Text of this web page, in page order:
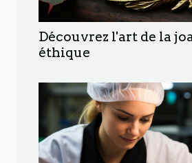
Découvrez l'art de la
éthique